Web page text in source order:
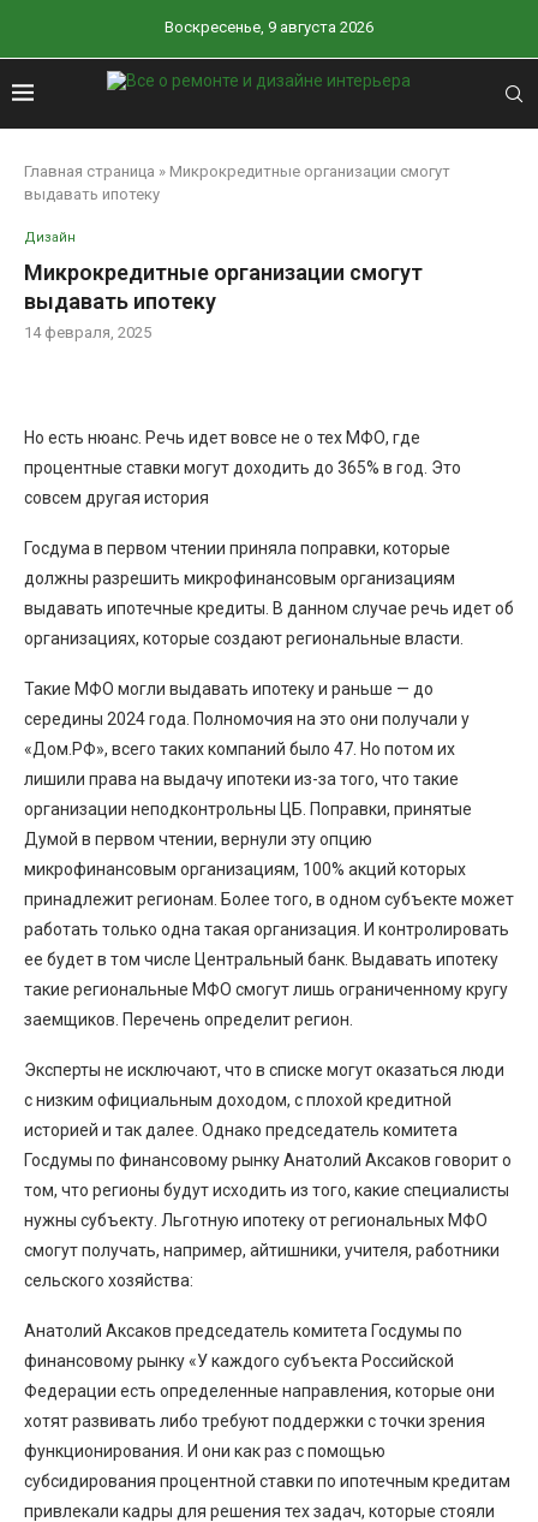
Воскресенье, 9 августа 2026
Главная страница » Микрокредитные организации смогут
выдавать ипотеку
Дизайн
Микрокредитные организации смогут
выдавать ипотеку
14 февраля, 2025
Но есть нюанс. Речь идет вовсе не о тех МФО, где
процентные ставки могут доходить до 365% в год. Это
совсем другая история
Госдума в первом чтении приняла поправки, которые
должны разрешить микрофинансовым организациям
выдавать ипотечные кредиты. В данном случае речь идет об
организациях, которые создают региональные власти.
Такие МФО могли выдавать ипотеку и раньше — до
середины 2024 года. Полномочия на это они получали у
«Дом.РФ», всего таких компаний было 47. Но потом их
лишили права на выдачу ипотеки из-за того, что такие
организации неподконтрольны ЦБ. Поправки, принятые
Думой в первом чтении, вернули эту опцию
микрофинансовым организациям, 100% акций которых
принадлежит регионам. Более того, в одном субъекте может
работать только одна такая организация. И контролировать
ее будет в том числе Центральный банк. Выдавать ипотеку
такие региональные МФО смогут лишь ограниченному кругу
заемщиков. Перечень определит регион.
Эксперты не исключают, что в списке могут оказаться люди
с низким официальным доходом, с плохой кредитной
историей и так далее. Однако председатель комитета
Госдумы по финансовому рынку Анатолий Аксаков говорит о
том, что регионы будут исходить из того, какие специалисты
нужны субъекту. Льготную ипотеку от региональных МФО
смогут получать, например, айтишники, учителя, работники
сельского хозяйства:
Анатолий Аксаков председатель комитета Госдумы по
финансовому рынку «У каждого субъекта Российской
Федерации есть определенные направления, которые они
хотят развивать либо требуют поддержки с точки зрения
функционирования. И они как раз с помощью
субсидирования процентной ставки по ипотечным кредитам
привлекали кадры для решения тех задач, которые стояли